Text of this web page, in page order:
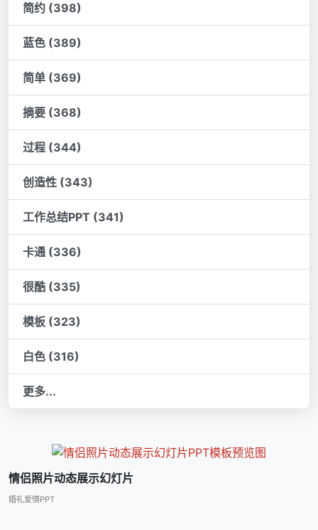
简约 (398)
蓝色 (389)
简单 (369)
摘要 (368)
过程 (344)
创造性 (343)
工作总结PPT (341)
卡通 (336)
很酷 (335)
模板 (323)
白色 (316)
更多...
情侣照片动态展示幻灯片
婚礼爱情PPT